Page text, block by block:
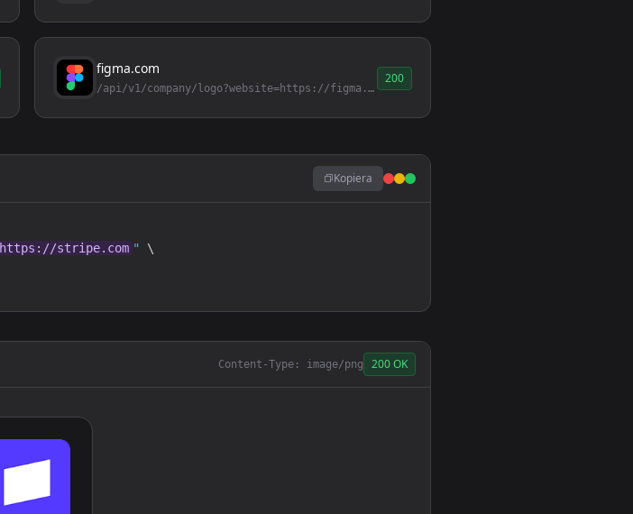
figma.com
/api/v1/company/logo?website=https://figma.com
200
Kopiera
https://stripe.com " \
Content-Type: image/png 200 OK